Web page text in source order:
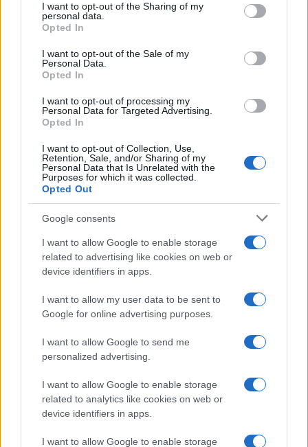
not limited to your visit or usage behaviour. You may click to
grant or deny consent to Google and its third-party tags to
use your data for below specified purposes in below Google
consent section.
I want to opt-out of the Sharing of my
personal data.
Opted In
I want to opt-out of the Sale of my
Personal Data.
Opted In
I want to opt-out of processing my
Personal Data for Targeted Advertising.
Opted In
I want to opt-out of Collection, Use,
Retention, Sale, and/or Sharing of my
Personal Data that Is Unrelated with the
Purposes for which it was collected.
Opted Out
Google consents
I want to allow Google to enable storage
related to advertising like cookies on web or
device identifiers in apps.
I want to allow my user data to be sent to
Google for online advertising purposes.
I want to allow Google to send me
personalized advertising.
I want to allow Google to enable storage
related to analytics like cookies on web or
device identifiers in apps.
I want to allow Google to enable storage
Sigue leyendo
RECETAS